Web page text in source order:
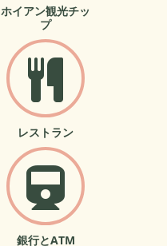
ホイアン観光チッ
プ
レストラン
銀行とATM